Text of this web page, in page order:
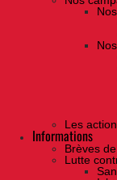
Les
Informations
Brèves
Lutte